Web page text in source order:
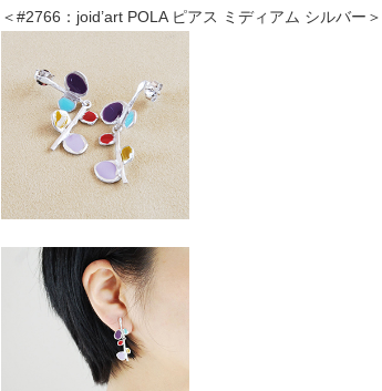
＜#2766：joid’art POLA ピアス ミディアム シルバー＞